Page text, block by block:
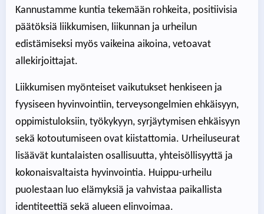
Kannustamme kuntia tekemään rohkeita, positiivisia
päätöksiä liikkumisen, liikunnan ja urheilun
edistämiseksi myös vaikeina aikoina, vetoavat
allekirjoittajat.
Liikkumisen myönteiset vaikutukset henkiseen ja
fyysiseen hyvinvointiin, terveysongelmien ehkäisyyn,
oppimistuloksiin, työkykyyn, syrjäytymisen ehkäisyyn
sekä kotoutumiseen ovat kiistattomia. Urheiluseurat
lisäävät kuntalaisten osallisuutta, yhteisöllisyyttä ja
kokonaisvaltaista hyvinvointia. Huippu-urheilu
puolestaan luo elämyksiä ja vahvistaa paikallista
identiteettiä sekä alueen elinvoimaa.